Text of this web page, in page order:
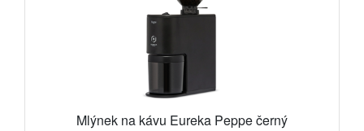
Mlýnek na kávu Eureka Peppe černý